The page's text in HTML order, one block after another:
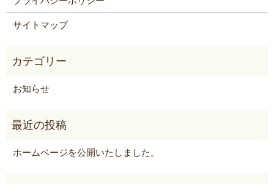
サイトマップ
お知らせ
ホームページを公開いたしました。